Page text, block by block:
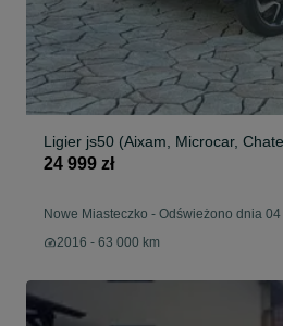
Ligier js50 (Aixam, Microcar,
24 999 zł
Nowe Miasteczko - Odświeżono dnia
2016 - 63 000 km